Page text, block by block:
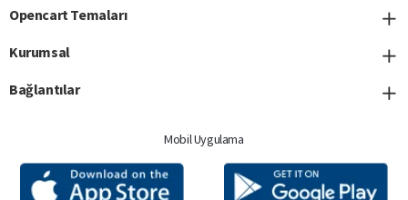
Opencart Temaları
Kurumsal
Bağlantılar
Mobil Uygulama